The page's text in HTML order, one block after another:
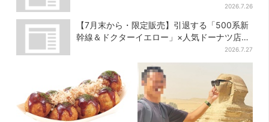
2026.7.26
【7月末から・限定販売】引退する「500系新
幹線＆ドクターイエロー」×人気ドーナツ店が
2026.7.27